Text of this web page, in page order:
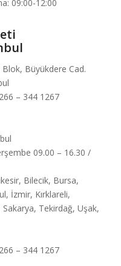
09:00-12:00
Büyükdere Cad.
– 344 1267
09.00 – 16.30 /
Bilecik, Bursa,
İzmir, Kırklareli,
Tekirdağ, Uşak,
– 344 1267